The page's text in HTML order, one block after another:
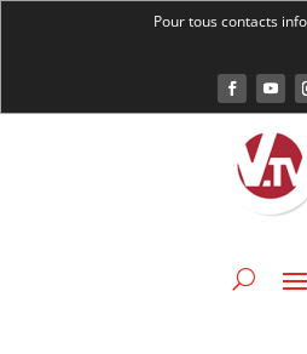
Pour tous contacts